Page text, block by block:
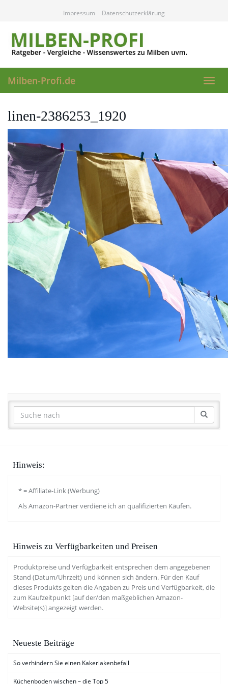
content
Impressum Datenschutzerklärung
Milben-Profi.de
linen-2386253_1920
Hinweis:
* = Affiliate-Link (Werbung)
Als Amazon-Partner verdiene ich an qualifizierten Käufen.
Hinweis zu Verfügbarkeiten und Preisen
Produktpreise und Verfügbarkeit entsprechen dem angegebenen
Stand (Datum/Uhrzeit) und können sich ändern. Für den Kauf
dieses Produkts gelten die Angaben zu Preis und Verfügbarkeit, die
zum Kaufzeitpunkt [auf der/den maßgeblichen Amazon-
Website(s)] angezeigt werden.
Neueste Beiträge
So verhindern Sie einen Kakerlakenbefall
Küchenboden wischen – die Top 5